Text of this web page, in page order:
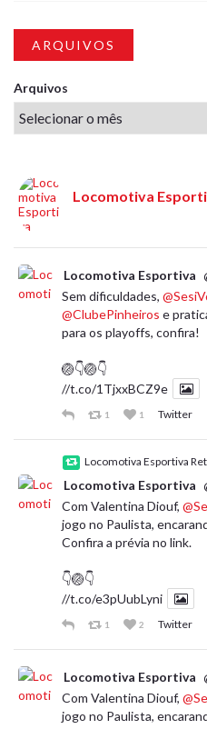
ARQUIVOS
Arquivos
Locomotiva
Locomotiva Esportiva
Sem dificuldades,
@ClubePinheiros e
para os playoffs, confira!
🏐👇🏐👇
//t.co/1TjxxBCZ9e
1 1 Twitter
Locomotiva Esportiva
Locomotiva Esportiva
Com Valentina Diouf,
jogo no Paulista,
Confira a prévia no link.
👇🏐👇
//t.co/e3pUubLyni
1 2 Twitter
Locomotiva Esportiva
Com Valentina Diouf,
jogo no Paulista,